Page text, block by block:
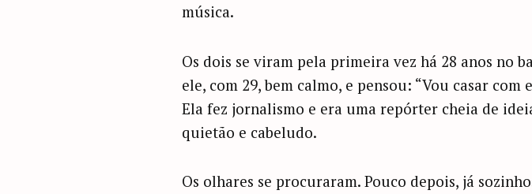
música.
Os dois se viram pela primeira vez há 28 anos no
ele, com 29, bem calmo, e pensou: “Vou casar com
Ela fez jornalismo e era uma repórter cheia de
quietão e cabeludo.
Os olhares se procuraram. Pouco depois, já